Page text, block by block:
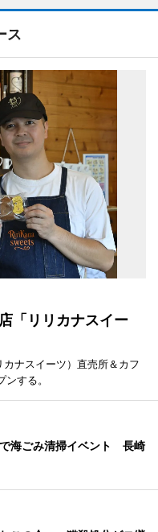
ス
「リリカナスイー
ナスイーツ）直売所＆カフ
する。
海ごみ清掃イベント 長崎